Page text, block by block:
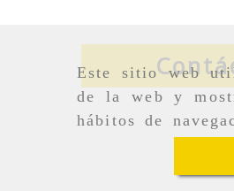
Este sitio web
de la web y
hábitos de